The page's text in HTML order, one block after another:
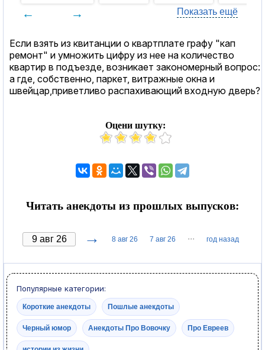
← → Показать ещё
Если взять из квитанции о квартплате графу "кап
ремонт" и умножить цифру из нее на количество
квартир в подъезде, возникает закономерный вопрос:
а где, собственно, паркет, витражные окна и
швейцар,приветливо распахивающий входную дверь?
Оцени шутку:
Читать анекдоты из прошлых выпусков:
→ 8 авг 26 7 авг 26 ··· год назад
Популярные категории:
Короткие анекдоты Пошлые анекдоты
Черный юмор Анекдоты Про Вовочку Про Евреев